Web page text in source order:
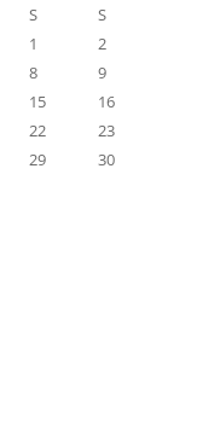
S
S
1
2
8
9
15
16
22
23
29
30